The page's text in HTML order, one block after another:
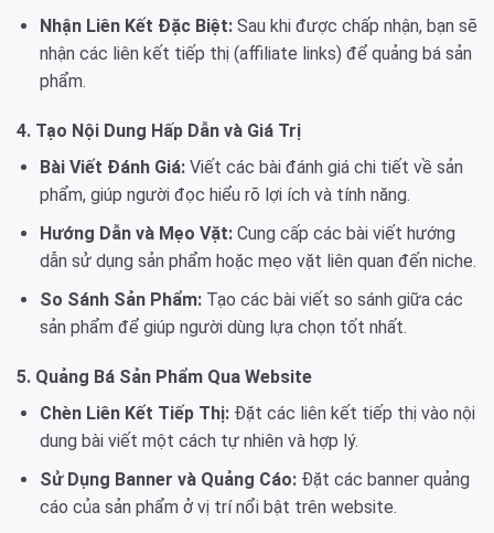
Nhận Liên Kết Đặc Biệt:Sau khi được chấp nhận, bạn sẽ
nhận các liên kết tiếp thị (affiliate links) để quảng bá sản
phẩm.
4. Tạo Nội Dung Hấp Dẫn và Giá Trị
Bài Viết Đánh Giá:Viết các bài đánh giá chi tiết về sản
phẩm, giúp người đọc hiểu rõ lợi ích và tính năng.
Hướng Dẫn và Mẹo Vặt:Cung cấp các bài viết hướng
dẫn sử dụng sản phẩm hoặc mẹo vặt liên quan đến niche.
So Sánh Sản Phẩm:Tạo các bài viết so sánh giữa các
sản phẩm để giúp người dùng lựa chọn tốt nhất.
5. Quảng Bá Sản Phẩm Qua Website
Chèn Liên Kết Tiếp Thị:Đặt các liên kết tiếp thị vào nội
dung bài viết một cách tự nhiên và hợp lý.
Sử Dụng Banner và Quảng Cáo:Đặt các banner quảng
cáo của sản phẩm ở vị trí nổi bật trên website.